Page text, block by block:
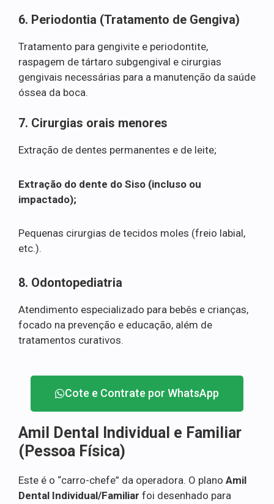
6. Periodontia (Tratamento de Gengiva)
Tratamento para gengivite e periodontite,
raspagem de tártaro subgengival e cirurgias
gengivais necessárias para a manutenção da saúde
óssea da boca.
7. Cirurgias orais menores
Extração de dentes permanentes e de leite;
Extração do dente do Siso (incluso ou
impactado);
Pequenas cirurgias de tecidos moles (freio labial,
etc.).
8. Odontopediatria
Atendimento especializado para bebês e crianças,
focado na prevenção e educação, além de
tratamentos curativos.
Cote e Contrate por WhatsApp
Amil Dental Individual e Familiar
(Pessoa Física)
Este é o “carro-chefe” da operadora. O plano Amil
Dental Individual/Familiar foi desenhado para